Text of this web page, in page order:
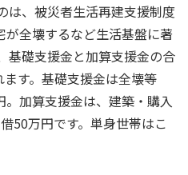
は、被災者生活再建支援制度
が全壊するなど生活基盤に著
基礎支援金と加算支援金の合
す。基礎支援金は全壊等
加算支援金は、建築・購入
50万円です。単身世帯はこ